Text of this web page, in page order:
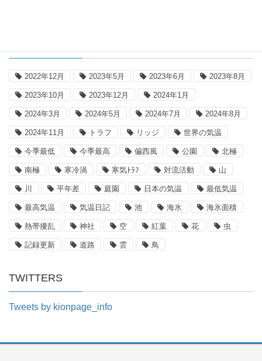
2022年12月 2023年5月 2023年6月 2023年8月
2023年10月 2023年12月 2024年1月
2024年3月 2024年5月 2024年7月 2024年8月
2024年11月 トラフ リッジ 世界の気温
今季最低 今季最高 偏西風 公園 北極
南極 寒冷渦 寒気ﾄﾗﾌ 対流活動 山
川 平年差 庭園 日本の気温 最低気温
最高気温 気温日記 池 海氷 海氷面積
熱帯擾乱 神社 空 紅葉 花 虫
記録更新 道路 雲 鳥
TWITTERS
Tweets by kionpage_info